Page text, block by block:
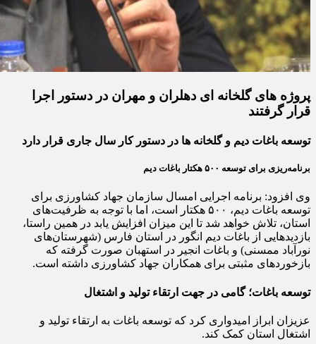
قرار گرفتند
توسعه باغات دیم، ۵۰۰ هکتار است، اما با توجه به ظرفیت‌های
استان، تلاش خواهد شد تا این میزان افزایش یابد در همین راستا،
بازدیدهایی از باغات دیم انگور در استان فارس (شهرستان‌های
نورآباد ممسنی) و باغات انجیر در استهبان صورت گرفته که
بازخوردهای مثبتی برای همکاران جهاد کشاورزی داشته است.
اشتغال استان کمک کند.